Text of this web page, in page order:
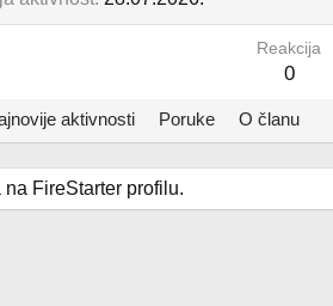
Reakcija
0
aktivnosti Poruke O članu
FireStarter profilu.